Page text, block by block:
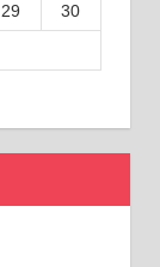
29 30